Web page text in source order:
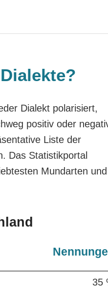
Dialekt polarisiert,
positiv oder
Liste der
Das Statistikportal
Mundarten und
35